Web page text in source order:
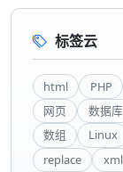
标签云
html PHP
网页
数据库
数组
Linux
replace
xml